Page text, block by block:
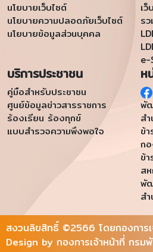
นโยบายเว็บไซต์
นโยบายความปลอดภัยเว็บไซต์
นโยบายข้อมูลส่วนบุคคล
เ
ร
e-
บริการประชาชน
คู่มือสำหรับประชาชน
ศูนย์ข้อมูลข่าวสารราชการ
ร้องเรียน ร้องทุกข์
แบบสำรวจความพึงพอใจ
ห
พั
ส
ข้
ก
ข้
ส
พั
ส
สงวนลิขสิทธิ์ ©2566 โดยกองการ
Design by กองการเจ้าหน้าที่ กร